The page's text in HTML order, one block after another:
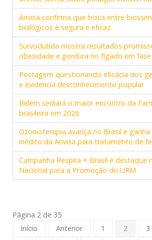
Anvisa confirma que troca entre
biológicos é segura e eficaz
Survodutida mostra resultados
obesidade e gordura no fígado em fase
Postagem questionando eficácia dos
e evidencia desconhecimento popular
Belém sediará o maior encontro da
brasileira em 2026
Ozonioterapia avança no Brasil e
inédito da Anvisa para tratamento de
Campanha Respira + Brasil é destaque
Nacional para a Promoção do URM
Página 2 de 35
Início
Anterior 1 2 3